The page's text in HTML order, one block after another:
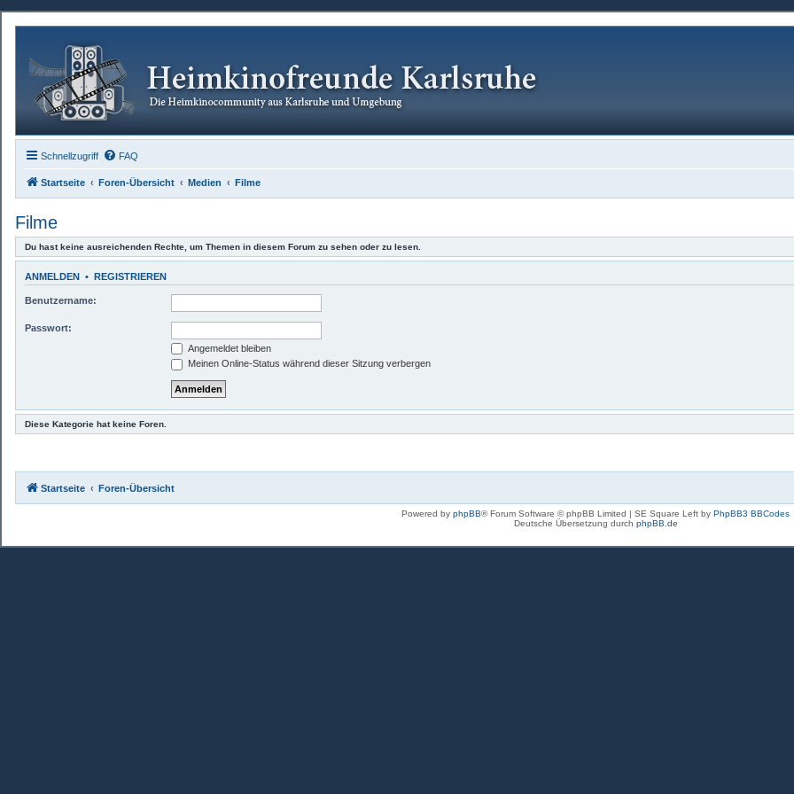
Schnellzugriff FAQ
Startseite Foren-Übersicht Medien Filme
Filme
Du hast keine ausreichenden Rechte, um Themen in diesem Forum zu sehen oder zu lesen.
ANMELDEN • REGISTRIEREN
Benutzername:
Passwort:
Angemeldet bleiben
Meinen Online-Status während dieser Sitzung verbergen
Diese Kategorie hat keine Foren.
Startseite Foren-Übersicht
Powered by phpBB® Forum Software © phpBB Limited | SE Square Left by PhpBB3 BBCodes
Deutsche Übersetzung durch phpBB.de